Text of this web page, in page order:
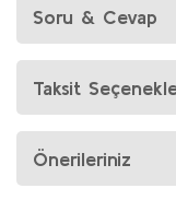
Soru & Cevap
Taksit
Önerileriniz